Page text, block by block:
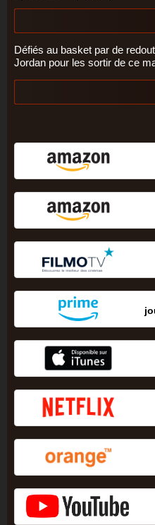
Défiés au basket par de
Jordan pour les sortir de ce